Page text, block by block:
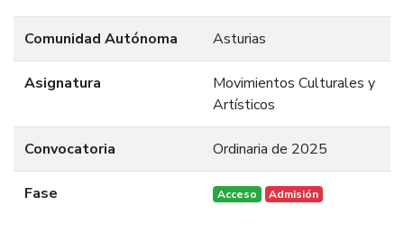
Comunidad Autónoma Asturias
Asignatura
Movimientos Culturales y
Artísticos
Convocatoria Ordinaria de 2025
Fase Acceso Admisión